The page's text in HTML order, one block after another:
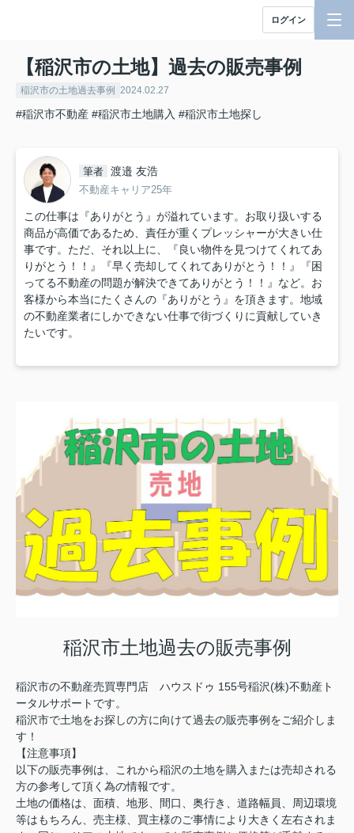
ログイン
【稲沢市の土地】過去の販売事例
稲沢市の土地過去事例 2024.02.27
#稲沢市不動産 #稲沢市土地購入 #稲沢市土地探し
筆者 渡邉 友浩
不動産キャリア25年
この仕事は『ありがとう』が溢れています。お取り扱いする
商品が高価であるため、責任が重くプレッシャーが大きい仕
事です。ただ、それ以上に、『良い物件を見つけてくれてあ
りがとう！！』『早く売却してくれてありがとう！！』『困
ってる不動産の問題が解決できてありがとう！！』など。お
客様から本当にたくさんの『ありがとう』を頂きます。地域
の不動産業者にしかできない仕事で街づくりに貢献していき
たいです。
稲沢市土地過去の販売事例
稲沢市の不動産売買専門店 ハウスドゥ 155号稲沢(株)不動産ト
ータルサポートです。
稲沢市で土地をお探しの方に向けて過去の販売事例をご紹介しま
す！
【注意事項】
以下の販売事例は、これから稲沢の土地を購入または売却される
方の参考して頂く為の情報です。
土地の価格は、面積、地形、間口、奥行き、道路幅員、周辺環境
等はもちろん、売主様、買主様のご事情により大きく左右されま